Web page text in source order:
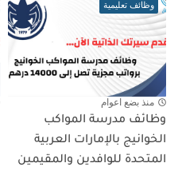
وظائف تعليمية
منذ بضع اعوام
وظائف مدرسة المواكب
الخوانيج بالإمارات العربية
المتحدة للوافدين والمقيمين